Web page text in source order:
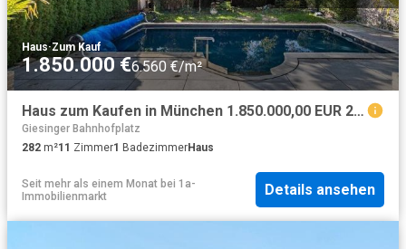
Haus·Zum Kauf
1.850.000 €6.560 €/m²
Haus zum Kaufen in München 1.850.000,00 EUR 282 m²
Giesinger Bahnhofplatz
282 m²11 Zimmer1 BadezimmerHaus
Seit mehr als einem Monat bei 1a-
Immobilienmarkt
Details ansehen